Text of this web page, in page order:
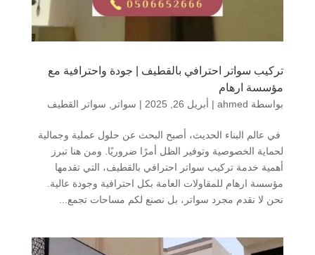
تركيب سواتر احترافي بالقطيف | جودة واحترافية مع
مؤسسة ارهام
بواسطة ahmed
| أبريل 26, 2025 | سواتر سواتر القطيف
في عالم البناء الحديث، أصبح البحث عن حلول عملية وجمالية
لحماية الخصوصية وتوفير الظل أمرًا ضروريًا. ومن هنا تبرز
أهمية خدمة تركيب سواتر احترافي بالقطيف، التي تقدمها
مؤسسة ارهام للمقاولات العامة بكل احترافية وجودة عالية.
نحن لا نقدم مجرد سواتر، بل نصنع لكم مساحات تجمع...